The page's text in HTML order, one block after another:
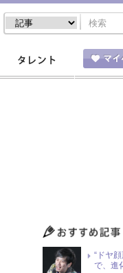
“ドヤ
で、進